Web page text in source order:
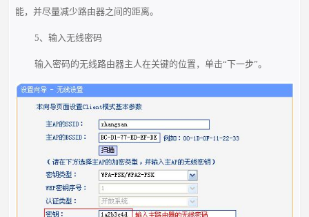
能，并尽量减少路由器之间的距离。
5、输入无线密码
输入密码的无线路由器主人在关键的位置，单击“下一步”。